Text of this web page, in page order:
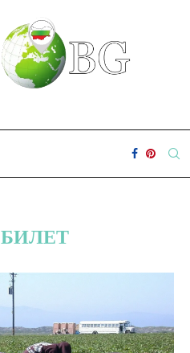
БИЛЕТ